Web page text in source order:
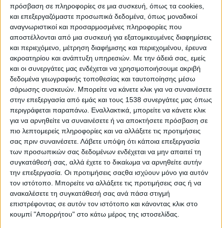
πρόσβαση σε πληροφορίες σε μια συσκευή, όπως τα cookies,
και επεξεργαζόμαστε προσωπικά δεδομένα, όπως μοναδικοί
αναγνωριστικοί και προσαρμοσμένες πληροφορίες που
αποστέλλονται από μια συσκευή για εξατομικευμένες διαφημίσεις
και περιεχόμενο, μέτρηση διαφήμισης και περιεχομένου, έρευνα
ακροατηρίου και ανάπτυξη υπηρεσιών. Με την άδειά σας, εμείς
και οι συνεργάτες μας ενδέχεται να χρησιμοποιήσουμε ακριβή
δεδομένα γεωγραφικής τοποθεσίας και ταυτοποίησης μέσω
σάρωσης συσκευών. Μπορείτε να κάνετε κλικ για να συναινέσετε
στην επεξεργασία από εμάς και τους 1538 συνεργάτες μας όπως
περιγράφεται παραπάνω. Εναλλακτικά, μπορείτε να κάνετε κλικ
για να αρνηθείτε να συναινέσετε ή να αποκτήσετε πρόσβαση σε
πιο λεπτομερείς πληροφορίες και να αλλάξετε τις προτιμήσεις
σας πριν συναινέσετε. Λάβετε υπόψη ότι κάποια επεξεργασία
των προσωπικών σας δεδομένων ενδέχεται να μην απαιτεί τη
συγκατάθεσή σας, αλλά έχετε το δικαίωμα να αρνηθείτε αυτήν
την επεξεργασία. Οι προτιμήσεις σαςθα ισχύουν μόνο για αυτόν
τον ιστότοπο. Μπορείτε να αλλάξετε τις προτιμήσεις σας ή να
ανακαλέσετε τη συγκατάθεσή σας ανά πάσα στιγμή
επιστρέφοντας σε αυτόν τον ιστότοπο και κάνοντας κλικ στο
κουμπί "Απορρήτου" στο κάτω μέρος της ιστοσελίδας.